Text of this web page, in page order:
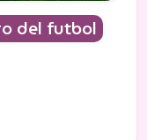
del futbol